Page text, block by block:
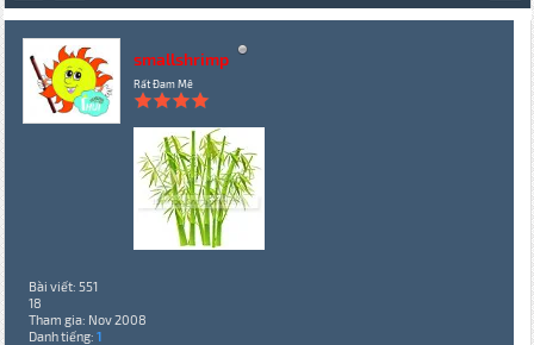
smallshrimp
Rất Đam Mê
Bài viết: 551
18
Tham gia: Nov 2008
Danh tiếng: 1